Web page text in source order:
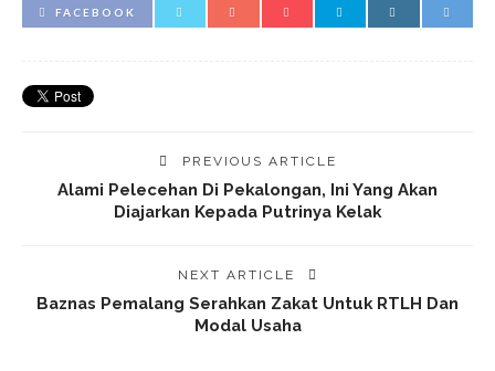
FACEBOOK
PREVIOUS ARTICLE
Alami Pelecehan Di Pekalongan, Ini Yang Akan
Diajarkan Kepada Putrinya Kelak
NEXT ARTICLE
Baznas Pemalang Serahkan Zakat Untuk RTLH Dan
Modal Usaha